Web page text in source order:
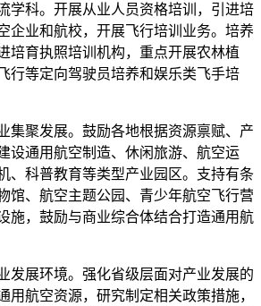
学科。开展从业人员资格培训，引进培
企业和航校，开展飞行培训业务。培养
培育执照培训机构，重点开展农林植
行等定向驾驶员培养和娱乐类飞手培
集聚发展。鼓励各地根据资源禀赋、产
设通用航空制造、休闲旅游、航空运
、科普教育等类型产业园区。支持有条
馆、航空主题公园、青少年航空飞行营
施，鼓励与商业综合体结合打造通用航
发展环境。强化省级层面对产业发展的
用航空资源，研究制定相关政策措施，